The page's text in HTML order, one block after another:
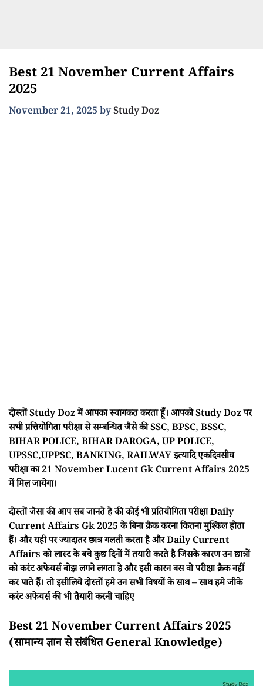
Best 21 November Current Affairs
2025
November 21, 2025 byStudy Doz
दोस्तों Study Doz में आपका स्वागकत करता हूँ। आपको Study Doz पर
सभी प्रत्तियोगिता परीक्षा से सम्बन्धित जैसे की SSC, BPSC, BSSC,
BIHAR POLICE, BIHAR DAROGA, UP POLICE,
UPSSC,UPPSC, BANKING, RAILWAY इत्यादि एकदिवसीय
परीक्षा का 21 November Lucent Gk Current Affairs 2025
में मिल जायेगा।
दोस्तों जैसा की आप सब जानते हे की कोई भी प्रतियोगिता परीक्षा Daily
Current Affairs Gk 2025 के बिना क्रैक करना कितना मुश्किल होता
हैं। और यही पर ज्यादातर छात्र गलती करता है और Daily Current
Affairs को लास्ट के बचे कुछ दिनों में तयारी करते है जिसके कारण उन छात्रों
को करंट अफेयर्स बोझ लगने लगता हे और इसी कारन बस वो परीक्षा क्रैक नहीं
कर पाते हैं। तो इसीलिये दोस्तों हमे उन सभी विषयों के साथ – साथ हमे जीके
करंट अफेयर्स की भी तैयारी करनी चाहिए
Best 21 November Current Affairs 2025
(सामान्य ज्ञान से संबंधित General Knowledge)